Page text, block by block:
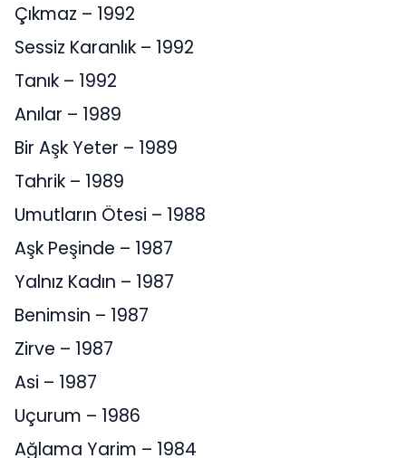
Çıkmaz – 1992
Sessiz Karanlık – 1992
Tanık – 1992
Anılar – 1989
Bir Aşk Yeter – 1989
Tahrik – 1989
Umutların Ötesi – 1988
Aşk Peşinde – 1987
Yalnız Kadın – 1987
Benimsin – 1987
Zirve – 1987
Asi – 1987
Uçurum – 1986
Ağlama Yarim – 1984